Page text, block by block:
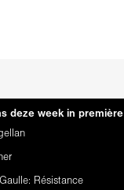
deze week in première
Gaulle: Résistance